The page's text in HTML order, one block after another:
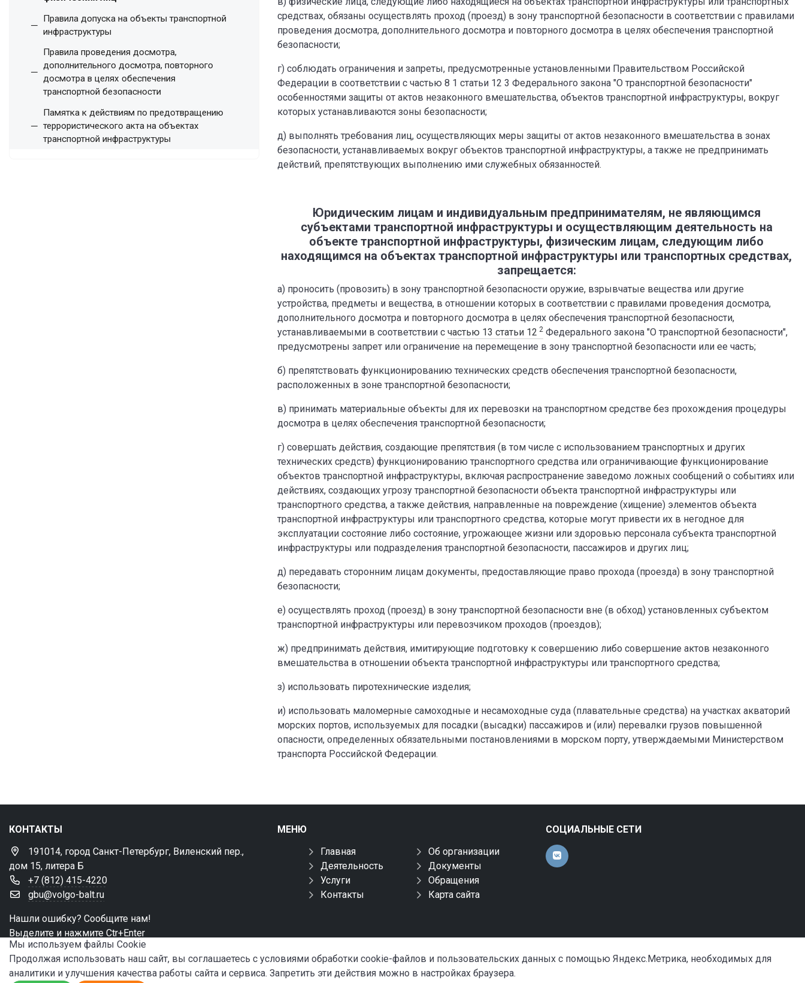
Правила допуска на объекты транспортной
инфраструктуры
Правила проведения досмотра,
дополнительного досмотра, повторного
досмотра в целях обеспечения
транспортной безопасности
Памятка к действиям по предотвращению
террористического акта на объектах
транспортной инфраструктуры
средствах, обязаны осуществлять проход (проезд) в зону транспортной безопасности в соответствии с правилами
проведения досмотра, дополнительного досмотра и повторного досмотра в целях обеспечения транспортной
безопасности;
г) соблюдать ограничения и запреты, предусмотренные установленными Правительством Российской
Федерации в соответствии с частью 8 1 статьи 12 3 Федерального закона "О транспортной безопасности"
особенностями защиты от актов незаконного вмешательства, объектов транспортной инфраструктуры, вокруг
которых устанавливаются зоны безопасности;
д) выполнять требования лиц, осуществляющих меры защиты от актов незаконного вмешательства в зонах
безопасности, устанавливаемых вокруг объектов транспортной инфраструктуры, а также не предпринимать
действий, препятствующих выполнению ими служебных обязанностей.
Юридическим лицам и индивидуальным предпринимателям, не являющимся
субъектами транспортной инфраструктуры и осуществляющим деятельность на
объекте транспортной инфраструктуры, физическим лицам, следующим либо
находящимся на объектах транспортной инфраструктуры или транспортных средствах,
запрещается:
а) проносить (провозить) в зону транспортной безопасности оружие, взрывчатые вещества или другие
устройства, предметы и вещества, в отношении которых в соответствии с правиламипроведения досмотра,
дополнительного досмотра и повторного досмотра в целях обеспечения транспортной безопасности,
устанавливаемыми в соответствии с частью 13 статьи 12 2Федерального закона "О транспортной безопасности",
предусмотрены запрет или ограничение на перемещение в зону транспортной безопасности или ее часть;
б) препятствовать функционированию технических средств обеспечения транспортной безопасности,
расположенных в зоне транспортной безопасности;
в) принимать материальные объекты для их перевозки на транспортном средстве без прохождения процедуры
досмотра в целях обеспечения транспортной безопасности;
г) совершать действия, создающие препятствия (в том числе с использованием транспортных и других
технических средств) функционированию транспортного средства или ограничивающие функционирование
объектов транспортной инфраструктуры, включая распространение заведомо ложных сообщений о событиях или
действиях, создающих угрозу транспортной безопасности объекта транспортной инфраструктуры или
транспортного средства, а также действия, направленные на повреждение (хищение) элементов объекта
транспортной инфраструктуры или транспортного средства, которые могут привести их в негодное для
эксплуатации состояние либо состояние, угрожающее жизни или здоровью персонала субъекта транспортной
инфраструктуры или подразделения транспортной безопасности, пассажиров и других лиц;
д) передавать сторонним лицам документы, предоставляющие право прохода (проезда) в зону транспортной
безопасности;
е) осуществлять проход (проезд) в зону транспортной безопасности вне (в обход) установленных субъектом
транспортной инфраструктуры или перевозчиком проходов (проездов);
ж) предпринимать действия, имитирующие подготовку к совершению либо совершение актов незаконного
вмешательства в отношении объекта транспортной инфраструктуры или транспортного средства;
з) использовать пиротехнические изделия;
и) использовать маломерные самоходные и несамоходные суда (плавательные средства) на участках акваторий
морских портов, используемых для посадки (высадки) пассажиров и (или) перевалки грузов повышенной
опасности, определенных обязательными постановлениями в морском порту, утверждаемыми Министерством
транспорта Российской Федерации.
КОНТАКТЫ
191014, город Санкт-Петербург, Виленский пер.,
дом 15, литера Б
+7 (812) 415-4220
gbu@volgo-balt.ru
Нашли ошибку? Сообщите нам!
Выделите и нажмите Ctr+Enter
МЕНЮ
Главная
Об организации
Деятельность
Документы
Услуги
Обращения
Контакты
Карта сайта
СОЦИАЛЬНЫЕ СЕТИ
Мы используем файлы Сookie
Продолжая использовать наш сайт, вы соглашаетесь с условиями обработки cookie-файлов и пользовательских данных с помощью Яндекс.Метрика, необходимых для
аналитики и улучшения качества работы сайта и сервиса. Запретить эти действия можно в настройках браузера.